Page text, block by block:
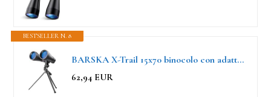
BESTSELLER N. 8
BARSKA X-Trail 15x70 binocolo con adattatore treppiede e treppiede, nero
62,94 EUR